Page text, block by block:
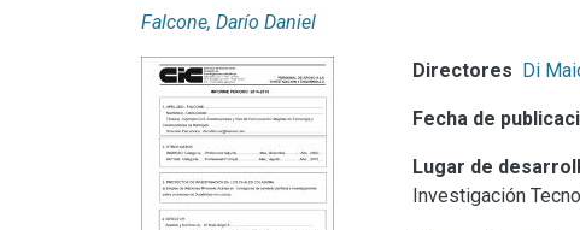
Falcone, Darío Daniel
Directores Di
Fecha de
Lugar de
Investigación